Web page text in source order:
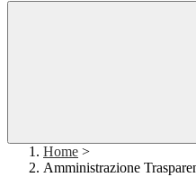
Home >
Amministrazione